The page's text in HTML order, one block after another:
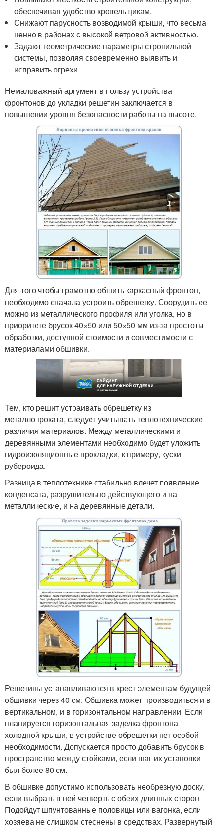
обеспечивая удобство кровельщикам.
Снижают парусность возводимой крыши, что весьма
ценно в районах с высокой ветровой активностью.
Задают геометрические параметры стропильной
системы, позволяя своевременно выявить и
исправить огрехи.
Немаловажный аргумент в пользу устройства
фронтонов до укладки решетин заключается в
повышении уровня безопасности работы на высоте.
Для того чтобы грамотно обшить каркасный фронтон,
необходимо сначала устроить обрешетку. Соорудить ее
можно из металлического профиля или уголка, но в
приоритете брусок 40×50 или 50×50 мм из-за простоты
обработки, доступной стоимости и совместимости с
материалами обшивки.
Тем, кто решит устраивать обрешетку из
металлопроката, следует учитывать теплотехнические
различия материалов. Между металлическими и
деревянными элементами необходимо будет уложить
гидроизоляционные прокладки, к примеру, куски
рубероида.
Разница в теплотехнике стабильно влечет появление
конденсата, разрушительно действующего и на
металлические, и на деревянные детали.
Решетины устанавливаются в крест элементам будущей
обшивки через 40 см. Обшивка может производиться и в
вертикальном, и в горизонтальном направлении. Если
планируется горизонтальная заделка фронтона
холодной крыши, в устройстве обрешетки нет особой
необходимости. Допускается просто добавить брусок в
пространство между стойками, если шаг их установки
был более 80 см.
В обшивке допустимо использовать необрезную доску,
если выбрать в ней четверть с обеих длинных сторон.
Подойдут шпунтованные половицы или вагонка, если
хозяева не слишком стеснены в средствах. Развернутый